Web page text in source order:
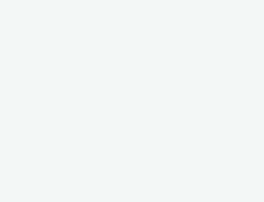
selbst in einem flammenden und
Demenzdiagnose ist. Genauso
wenige Beispiele zu nennen. Natürlich